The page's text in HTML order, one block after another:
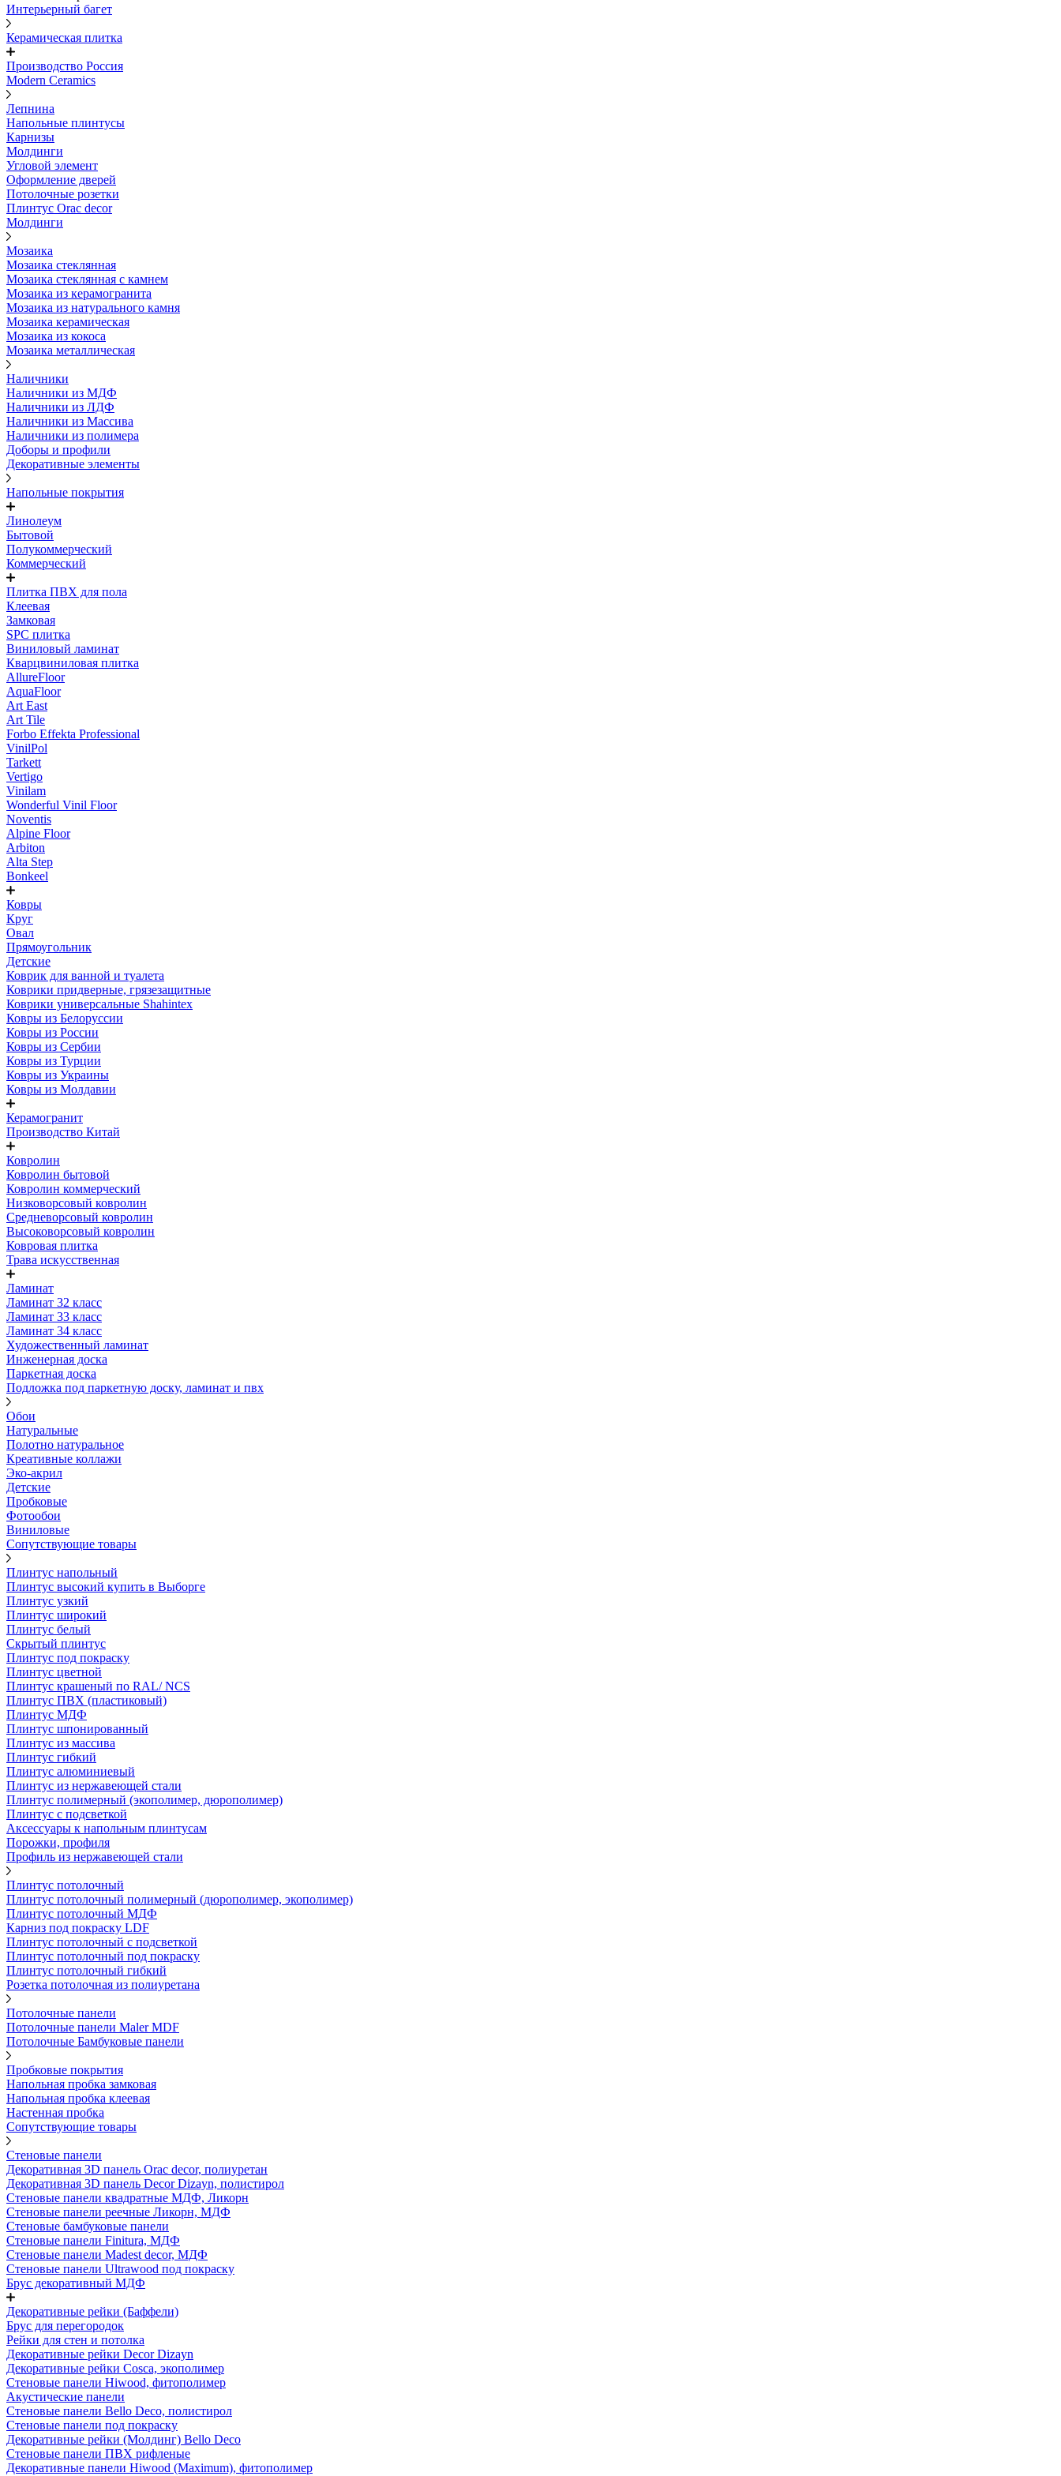
Интерьерный багет
Керамическая плитка
Производство Россия
Modern Ceramics
Лепнина
Напольные плинтусы
Карнизы
Молдинги
Угловой элемент
Оформление дверей
Потолочные розетки
Плинтус Orac decor
Молдинги
Мозаика
Мозаика стеклянная
Мозаика стеклянная с камнем
Мозаика из керамогранита
Мозаика из натурального камня
Мозаика керамическая
Мозаика из кокоса
Мозаика металлическая
Наличники
Наличники из МДФ
Наличники из ЛДФ
Наличники из Массива
Наличники из полимера
Доборы и профили
Декоративные элементы
Напольные покрытия
Линолеум
Бытовой
Полукоммерческий
Коммерческий
Плитка ПВХ для пола
Клеевая
Замковая
SPC плитка
Виниловый ламинат
Кварцвиниловая плитка
AllureFloor
AquaFloor
Art East
Art Tile
Forbo Effekta Professional
VinilPol
Tarkett
Vertigo
Vinilam
Wonderful Vinil Floor
Noventis
Alpine Floor
Arbiton
Alta Step
Bonkeel
Ковры
Круг
Овал
Прямоугольник
Детские
Коврик для ванной и туалета
Коврики придверные, грязезащитные
Коврики универсальные Shahintex
Ковры из Белоруссии
Ковры из России
Ковры из Сербии
Ковры из Турции
Ковры из Украины
Ковры из Молдавии
Керамогранит
Производство Китай
Ковролин
Ковролин бытовой
Ковролин коммерческий
Низковорсовый ковролин
Средневорсовый ковролин
Высоковорсовый ковролин
Ковровая плитка
Трава искусственная
Ламинат
Ламинат 32 класс
Ламинат 33 класс
Ламинат 34 класс
Художественный ламинат
Инженерная доска
Паркетная доска
Подложка под паркетную доску, ламинат и пвх
Обои
Натуральные
Полотно натуральное
Креативные коллажи
Эко-акрил
Детские
Пробковые
Фотообои
Виниловые
Сопутствующие товары
Плинтус напольный
Плинтус высокий купить в Выборге
Плинтус узкий
Плинтус широкий
Плинтус белый
Скрытый плинтус
Плинтус под покраску
Плинтус цветной
Плинтус крашеный по RAL/ NCS
Плинтус ПВХ (пластиковый)
Плинтус МДФ
Плинтус шпонированный
Плинтус из массива
Плинтус гибкий
Плинтус алюминиевый
Плинтус из нержавеющей стали
Плинтус полимерный (экополимер, дюрополимер)
Плинтус с подсветкой
Аксессуары к напольным плинтусам
Порожки, профиля
Профиль из нержавеющей стали
Плинтус потолочный
Плинтус потолочный полимерный (дюрополимер, экополимер)
Плинтус потолочный МДФ
Карниз под покраску LDF
Плинтус потолочный с подсветкой
Плинтус потолочный под покраску
Плинтус потолочный гибкий
Розетка потолочная из полиуретана
Потолочные панели
Потолочные панели Maler MDF
Потолочные Бамбуковые панели
Пробковые покрытия
Напольная пробка замковая
Напольная пробка клеевая
Настенная пробка
Сопутствующие товары
Стеновые панели
Декоративная 3D панель Orac decor, полиуретан
Декоративная 3D панель Decor Dizayn, полистирол
Стеновые панели квадратные МДФ, Ликорн
Стеновые панели реечные Ликорн, МДФ
Стеновые бамбуковые панели
Стеновые панели Finitura, МДФ
Стеновые панели Madest decor, МДФ
Стеновые панели Ultrawood под покраску
Брус декоративный МДФ
Декоративные рейки (Баффели)
Брус для перегородок
Рейки для стен и потолка
Декоративные рейки Decor Dizayn
Декоративные рейки Cosca, экополимер
Стеновые панели Hiwood, фитополимер
Акустические панели
Стеновые панели Bello Deco, полистирол
Стеновые панели под покраску
Декоративные рейки (Молдинг) Bello Deco
Стеновые панели ПВХ рифленые
Декоративные панели Hiwood (Maximum), фитополимер